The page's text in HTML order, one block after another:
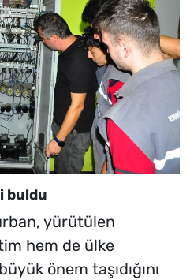
buldu
yürütülen
hem de ülke
önem taşıdığını